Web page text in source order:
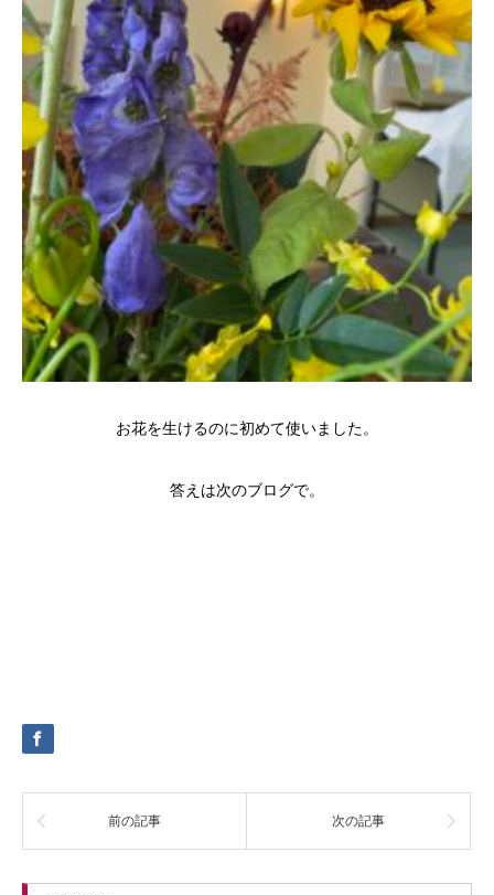
お花を生けるのに初めて使いました。
答えは次のブログで。
前の記事 次の記事